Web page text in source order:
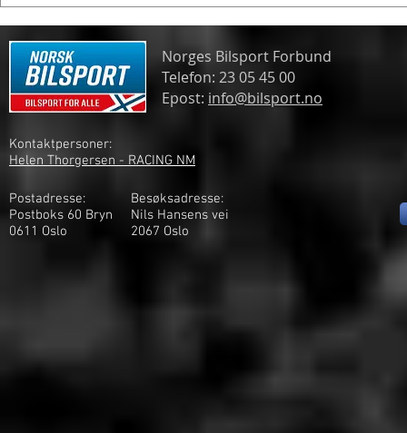
Norges Bilsport Forbund
Telefon: 23 05 45 00
Epost: info@bilsport.no
Postadresse:
Postboks 60 Bryn
0611 Oslo
Besøksadresse:
Nils Hansens vei
2067 Oslo
Kontaktpersoner:
Helen Thorgersen - RACING NM